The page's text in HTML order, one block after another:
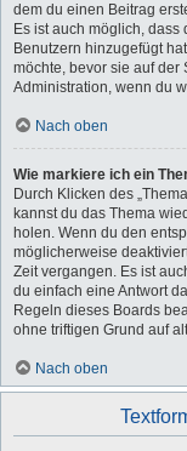
dem du einen Beitrag
Es ist auch möglich,
Benutzern hinzugefügt
möchte, bevor sie auf der
Administration, wenn du
Nach oben
Wie markiere ich ein
Durch Klicken des
kannst du das Thema
holen. Wenn du den
möglicherweise
Zeit vergangen. Es ist
du einfach eine Antwort
Regeln dieses Boards
ohne triftigen Grund auf
Nach oben